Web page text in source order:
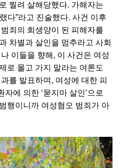
찔려 살해당했다. 가해자는
다”라고 진술했다. 사건 이후
죄의 희생양이 된 피해자를
차별과 살인을 멈추라고 사회
이들을 향해, 이 사건은 여성
로 몰고 가지 말라는 여론도
를 발표하며, 여성에 대한 피
에 의한 ‘묻지마 살인’으로
행이니까 여성혐오 범죄가 아